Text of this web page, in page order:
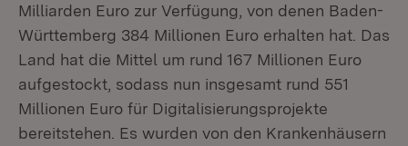
Milliarden Euro zur Verfügung, von denen Baden-
Württemberg 384 Millionen Euro erhalten hat. Das
Land hat die Mittel um rund 167 Millionen Euro
aufgestockt, sodass nun insgesamt rund 551
Millionen Euro für Digitalisierungsprojekte
bereitstehen. Es wurden von den Krankenhäusern